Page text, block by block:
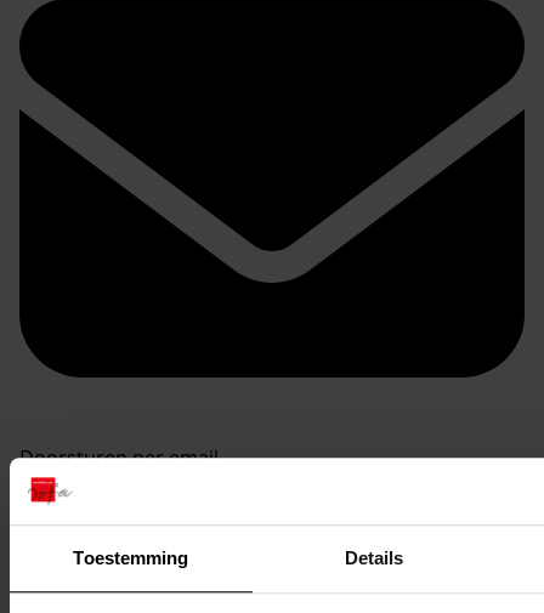
Toestemming Details
Doorsturen per email